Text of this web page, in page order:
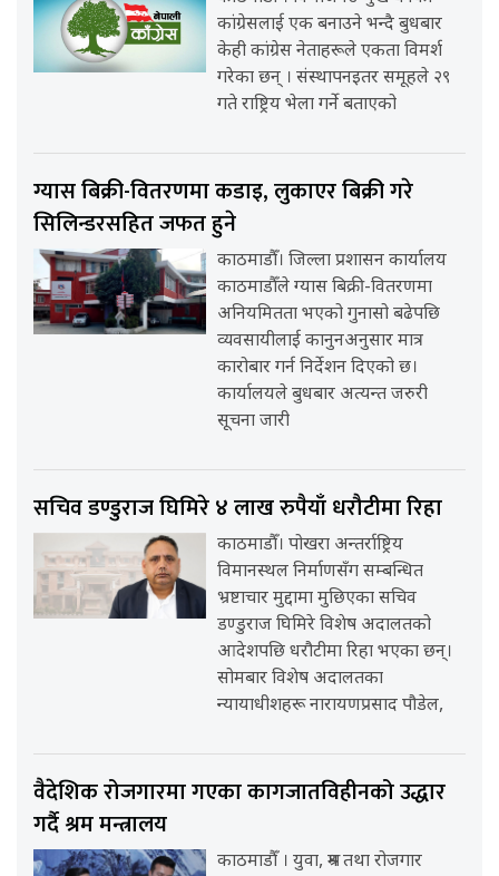
कांग्रेसलाई एक बनाउने भन्दै बुधबार
केही कांग्रेस नेताहरूले एकता विमर्श
गरेका छन् । संस्थापनइतर समूहले २९
गते राष्ट्रिय भेला गर्ने बताएको
ग्यास बिक्री-वितरणमा कडाइ, लुकाएर बिक्री गरे
सिलिन्डरसहित जफत हुने
काठमाडौँ। जिल्ला प्रशासन कार्यालय
काठमाडौँले ग्यास बिक्री-वितरणमा
अनियमितता भएको गुनासो बढेपछि
व्यवसायीलाई कानुनअनुसार मात्र
कारोबार गर्न निर्देशन दिएको छ।
कार्यालयले बुधबार अत्यन्त जरुरी
सूचना जारी
सचिव डण्डुराज घिमिरे ४ लाख रुपैयाँ धरौटीमा रिहा
काठमाडौँ। पोखरा अन्तर्राष्ट्रिय
विमानस्थल निर्माणसँग सम्बन्धित
भ्रष्टाचार मुद्दामा मुछिएका सचिव
डण्डुराज घिमिरे विशेष अदालतको
आदेशपछि धरौटीमा रिहा भएका छन्।
सोमबार विशेष अदालतका
न्यायाधीशहरू नारायणप्रसाद पौडेल,
वैदेशिक रोजगारमा गएका कागजातविहीनको उद्धार
गर्दै श्रम मन्त्रालय
काठमाडौँ । युवा, श्रम तथा रोजगार